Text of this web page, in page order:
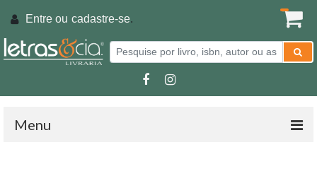
Entre ou cadastre-se.
Menu